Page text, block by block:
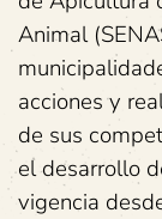
Animal
acciones y
de sus
el desarrollo
vigencia